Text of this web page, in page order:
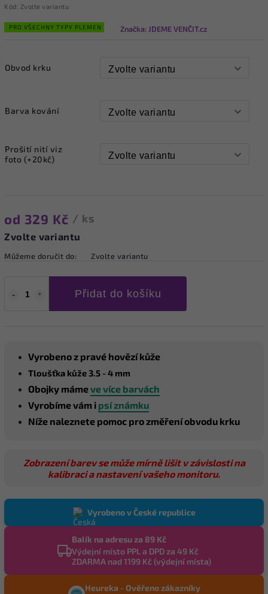
Kód: Zvolte variantu
PRO VŠECHNY TYPY PLEMEN Značka: JDEME VENČIT.cz
Obvod krku
Barva kování
Prošití nití viz
foto (+20kč)
od 329 Kč / ks
Zvolte variantu
Můžeme doručit do: Zvolte variantu
Přidat do košíku
Vyrobeno z pravé hovězí kůže
Tloušťka kůže 3.5 - 4 mm
Obojky mámeve více barvách
Vyrobíme vám i psí známku
Níže naleznete pomoc pro změření obvodu krku
Zobrazení barev se může mírně lišit v závislosti na
kalibraci a nastavení vašeho monitoru.
Vyrobeno v České republice
Balík na adresu za 89 Kč
Výdejní místo PPL a DPD za 49 Kč
ZDARMA nad 1199 Kč (výdejní místa)
Heureka - Ověřeno zákazníky